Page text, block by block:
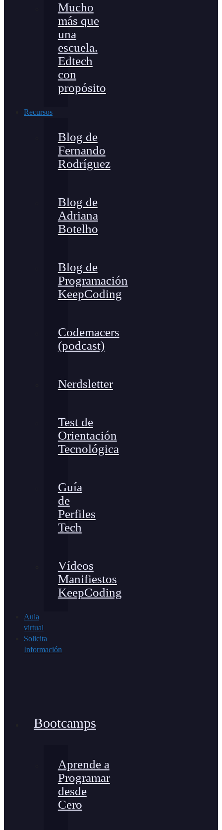
Mucho
más que
una
escuela.
Edtech
con
propósito
Recursos
Blog de
Fernando
Rodríguez
Blog de
Adriana
Botelho
Blog de
Programación
KeepCoding
Codemacers
(podcast)
Nerdsletter
Test de
Orientación
Tecnológica
Guía
de
Perfiles
Tech
Vídeos
Manifiestos
KeepCoding
Aula
virtual
Solicita
Información
Bootcamps
Aprende a
Programar
desde
Cero